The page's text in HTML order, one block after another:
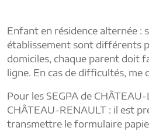
Enfant en résidence alternée :
établissement sont différents
domiciles, chaque parent doit
ligne. En cas de difficultés, me
Pour les SEGPA de
CHÂTEAU-RENAULT : il est
transmettre le formulaire